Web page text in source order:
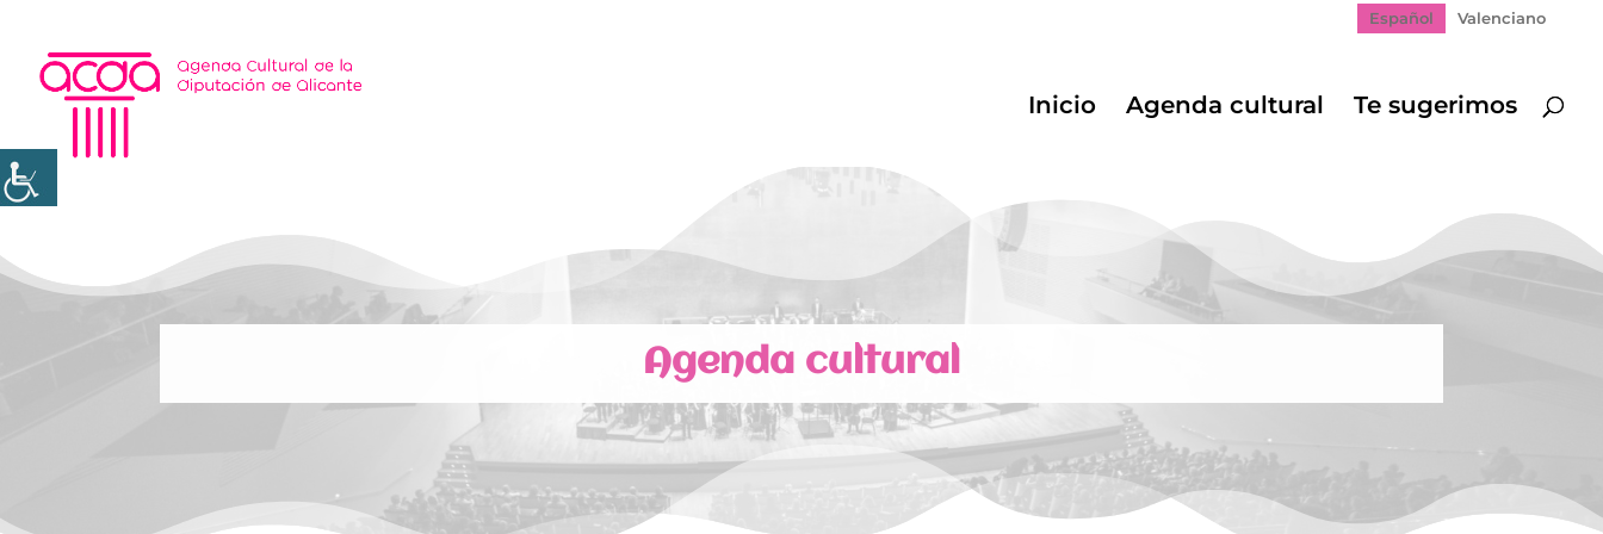
Español Valenciano
Inicio Agenda cultural Te sugerimos
Agenda cultural